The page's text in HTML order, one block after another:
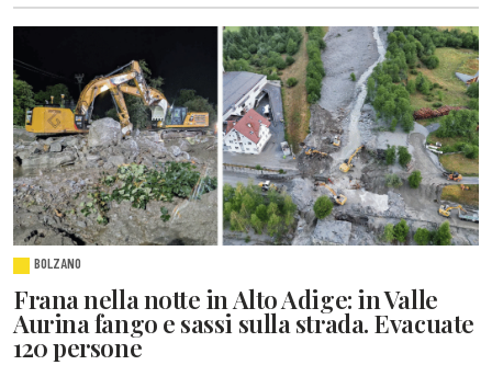
BOLZANO
Frana nella notte in Alto Adige: in Valle
Aurina fango e sassi sulla strada. Evacuate
120 persone